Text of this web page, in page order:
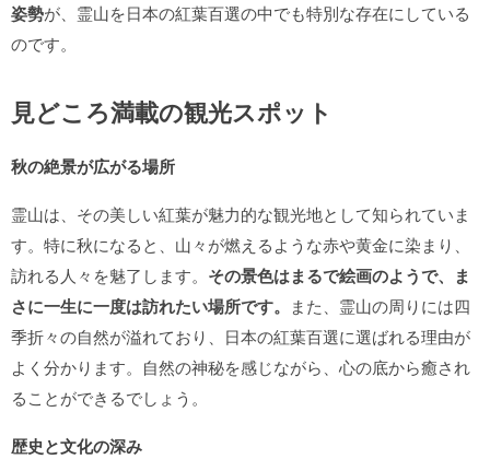
姿勢が、霊山を日本の紅葉百選の中でも特別な存在にしている
のです。
見どころ満載の観光スポット
秋の絶景が広がる場所
霊山は、その美しい紅葉が魅力的な観光地として知られていま
す。特に秋になると、山々が燃えるような赤や黄金に染まり、
訪れる人々を魅了します。 その景色はまるで絵画のようで、ま
さに一生に一度は訪れたい場所です。 また、霊山の周りには四
季折々の自然が溢れており、日本の紅葉百選に選ばれる理由が
よく分かります。自然の神秘を感じながら、心の底から癒され
ることができるでしょう。
歴史と文化の深み